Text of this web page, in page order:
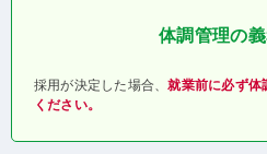
体調管理の
採用が決定した場合、就業前に必ず体
ください。